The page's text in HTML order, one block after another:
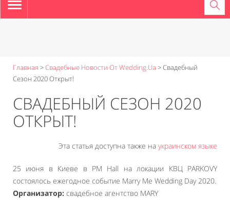
TOGGLE
NAVIGATION
Главная >Свадебные Новости От Wedding.ua >Свадебный
Сезон 2020 Открыт!
СВАДЕБНЫЙ СЕЗОН 2020
ОТКРЫТ!
Эта статья доступна также на украинском языке
25 июня в Киеве в PM Hall на локации КВЦ PARKOVY
состоялось ежегодное событие Marry Me Wedding Day 2020.
Организатор: свадебное агентство MARY